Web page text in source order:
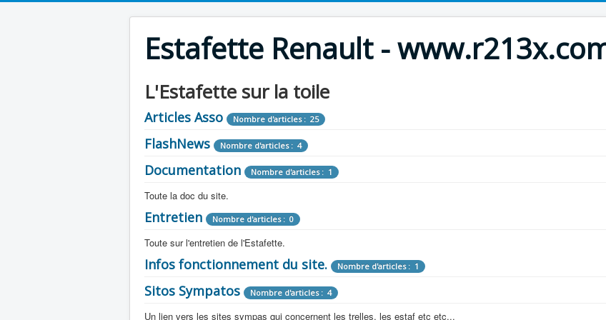
Estafette Renault -
L'Estafette sur la toile
Articles Asso Nombre d'articles : 25
FlashNews Nombre d'articles : 4
Documentation Nombre d'articles : 1
Toute la doc du site.
Revue de Presse Nombre d'articles : 9
Tous les articles que l'on a vu sur l'estafette !
Camping Car Nombre d'articles : 3
Toute la doc sur les camping cars ou aménagements d'époque.
Documentation Nombre d'articles : 13
Entretien Nombre d'articles : 0
Toute sur l'entretien de l'Estafette.
Mécanique Nombre d'articles : 0
Moteur Nombre d'articles : 14
Electricité Nombre d'articles : 0
Infos fonctionnement du site. Nombre d'articles : 1
Sitos Sympatos Nombre d'articles : 4
Un lien vers les sites sympas qui concernent les trelles, les estaf etc etc...